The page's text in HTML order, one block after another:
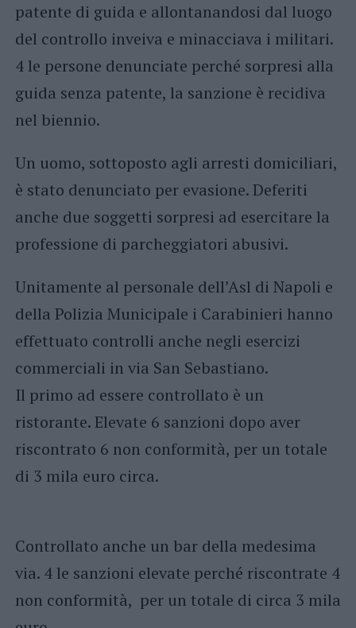
patente di guida e allontanandosi dal luogo
del controllo inveiva e minacciava i militari.
4 le persone denunciate perché sorpresi alla
guida senza patente, la sanzione è recidiva
nel biennio.
Un uomo, sottoposto agli arresti domiciliari,
è stato denunciato per evasione. Deferiti
anche due soggetti sorpresi ad esercitare la
professione di parcheggiatori abusivi.
Unitamente al personale dell’Asl di Napoli e
della Polizia Municipale i Carabinieri hanno
effettuato controlli anche negli esercizi
commerciali in via San Sebastiano.
Il primo ad essere controllato è un
ristorante. Elevate 6 sanzioni dopo aver
riscontrato 6 non conformità, per un totale
di 3 mila euro circa.
Controllato anche un bar della medesima
via. 4 le sanzioni elevate perché riscontrate 4
non conformità, per un totale di circa 3 mila